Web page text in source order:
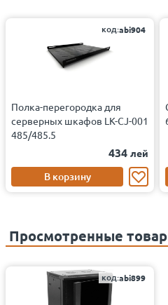
код:abi904
Полка-перегородка для
серверных шкафов LK-CJ-001
485/485.5
434 лей
В корзину
Просмотренные
код:abi899